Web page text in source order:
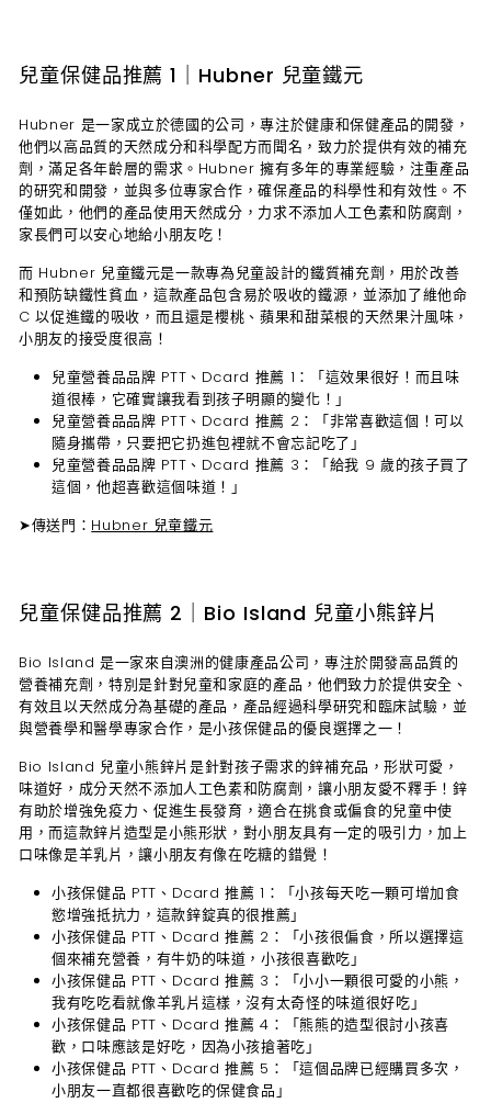
兒童保健品推薦 1｜Hubner 兒童鐵元
Hubner 是一家成立於德國的公司，專注於健康和保健產品的開發，
他們以高品質的天然成分和科學配方而聞名，致力於提供有效的補充
劑，滿足各年齡層的需求。Hubner 擁有多年的專業經驗，注重產品
的研究和開發，並與多位專家合作，確保產品的科學性和有效性。不
僅如此，他們的產品使用天然成分，力求不添加人工色素和防腐劑，
家長們可以安心地給小朋友吃！
而 Hubner 兒童鐵元是一款專為兒童設計的鐵質補充劑，用於改善
和預防缺鐵性貧血，這款產品包含易於吸收的鐵源，並添加了維他命
C 以促進鐵的吸收，而且還是櫻桃、蘋果和甜菜根的天然果汁風味，
小朋友的接受度很高！
兒童營養品品牌 PTT、Dcard 推薦 1：
「這效果很好！而且味
道很棒，它確實讓我看到孩子明顯的變化！」
兒童營養品品牌 PTT、Dcard 推薦 2：
「非常喜歡這個！可以
隨身攜帶，只要把它扔進包裡就不會忘記吃了」
兒童營養品品牌 PTT、Dcard 推薦 3：
「給我 9 歲的孩子買了
這個，他超喜歡這個味道！」
➤傳送門： Hubner 兒童鐵元
兒童保健品推薦 2｜Bio Island 兒童小熊鋅片
Bio Island 是一家來自澳洲的健康產品公司，專注於開發高品質的
營養補充劑，特別是針對兒童和家庭的產品，他們致力於提供安全、
有效且以天然成分為基礎的產品，產品經過科學研究和臨床試驗，並
與營養學和醫學專家合作，是小孩保健品的優良選擇之一！
Bio Island 兒童小熊鋅片是針對孩子需求的鋅補充品，形狀可愛，
味道好，成分天然不添加人工色素和防腐劑，讓小朋友愛不釋手！鋅
有助於增強免疫力、促進生長發育，適合在挑食或偏食的兒童中使
用，而這款鋅片造型是小熊形狀，對小朋友具有一定的吸引力，加上
口味像是羊乳片，讓小朋友有像在吃糖的錯覺！
小孩保健品 PTT、Dcard 推薦 1：
「小孩每天吃一顆可增加食
慾增強抵抗力，這款鋅錠真的很推薦」
小孩保健品 PTT、Dcard 推薦 2：
「小孩很偏食，所以選擇這
個來補充營養，有牛奶的味道，小孩很喜歡吃」
小孩保健品 PTT、Dcard 推薦 3：
「小小一顆很可愛的小熊，
我有吃吃看就像羊乳片這樣，沒有太奇怪的味道很好吃」
小孩保健品 PTT、Dcard 推薦 4：
「熊熊的造型很討小孩喜
歡，口味應該是好吃，因為小孩搶著吃」
小孩保健品 PTT、Dcard 推薦 5：
「這個品牌已經購買多次，
小朋友一直都很喜歡吃的保健食品」